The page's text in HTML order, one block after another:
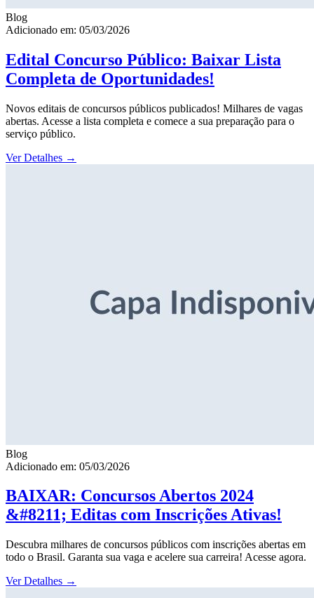
Blog
Adicionado em: 05/03/2026
Edital Concurso Público: Baixar Lista
Completa de Oportunidades!
Novos editais de concursos públicos publicados! Milhares de vagas
abertas. Acesse a lista completa e comece a sua preparação para o
serviço público.
Ver Detalhes →
Blog
Adicionado em: 05/03/2026
BAIXAR: Concursos Abertos 2024
&#8211; Editas com Inscrições Ativas!
Descubra milhares de concursos públicos com inscrições abertas em
todo o Brasil. Garanta sua vaga e acelere sua carreira! Acesse agora.
Ver Detalhes →